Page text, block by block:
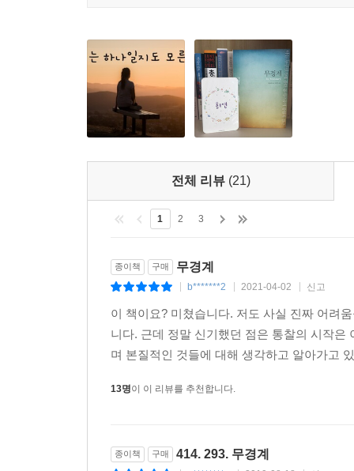
전체 리뷰 (21)
1 2 3
종이책 구매 무경계
b*******2 2021-04-02 신고
이 책이요? 미쳤습니다. 저도 사실 진짜 어려
니다. 근데 정말 신기했던 점은 통찰의 시작
며 본질적인 것들에 대해 생각하고 알아가고
13명이 이 리뷰를 추천합니다.
종이책 구매 414. 293. 무경계